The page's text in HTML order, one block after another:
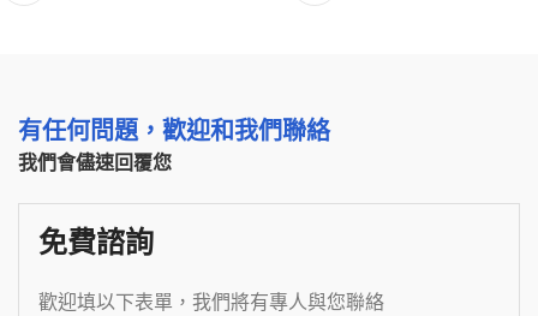
有任何問題，歡迎和我們聯絡
我們會儘速回覆您
免費諮詢
歡迎填以下表單，我們將有專人與您聯絡